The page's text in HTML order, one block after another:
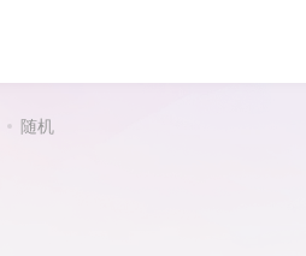
随机